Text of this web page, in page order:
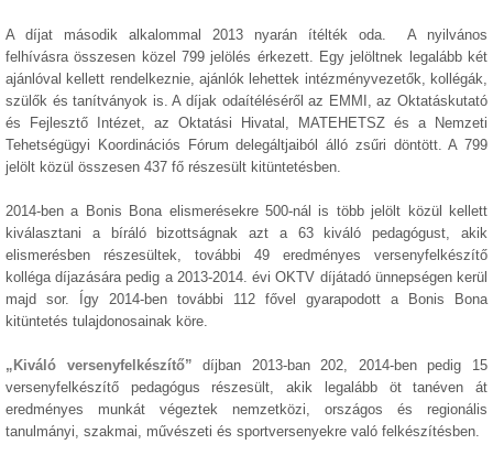
A díjat második alkalommal 2013 nyarán ítélték oda. A nyilvános
felhívásra összesen közel 799 jelölés érkezett. Egy jelöltnek legalább két
ajánlóval kellett rendelkeznie, ajánlók lehettek intézményvezetők, kollégák,
szülők és tanítványok is. A díjak odaítéléséről az EMMI, az Oktatáskutató
és Fejlesztő Intézet, az Oktatási Hivatal, MATEHETSZ és a Nemzeti
Tehetségügyi Koordinációs Fórum delegáltjaiból álló zsűri döntött. A 799
jelölt közül összesen 437 fő részesült kitüntetésben.
2014-ben a Bonis Bona elismerésekre 500-nál is több jelölt közül kellett
kiválasztani a bíráló bizottságnak azt a 63 kiváló pedagógust, akik
elismerésben részesültek, további 49 eredményes versenyfelkészítő
kolléga díjazására pedig a 2013-2014. évi OKTV díjátadó ünnepségen kerül
majd sor. Így 2014-ben további 112 fővel gyarapodott a Bonis Bona
kitüntetés tulajdonosainak köre.
„Kiváló versenyfelkészítő”díjban 2013-ban 202, 2014-ben pedig 15
versenyfelkészítő pedagógus részesült, akik legalább öt tanéven át
eredményes munkát végeztek nemzetközi, országos és regionális
tanulmányi, szakmai, művészeti és sportversenyekre való felkészítésben.